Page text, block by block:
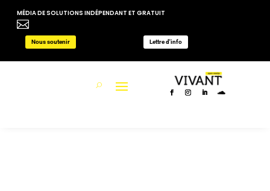
MÉDIA DE SOLUTIONS INDÉPENDANT ET GRATUIT

Nous soutenir Lettre d'info